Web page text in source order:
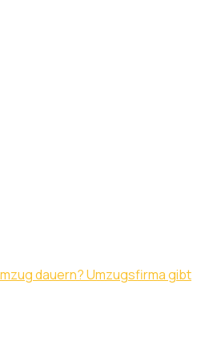
dauern? Umzugsfirma gibt